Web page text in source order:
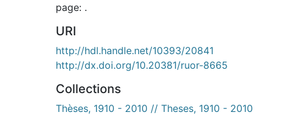
page: .
URI
http://hdl.handle.net/10393/20841
http://dx.doi.org/10.20381/ruor-8665
Collections
Thèses, 1910 - 2010 // Theses, 1910 - 2010